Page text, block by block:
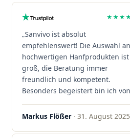
„Sanvivo ist absolut
empfehlenswert! Die Auswahl an
hochwertigen Hanfprodukten ist
groß, die Beratung immer
freundlich und kompetent.
Besonders begeistert bin ich von
der schnellen Rezeptannahme –
alles läuft unkompliziert und
sind extrem zügig, was mir
Markus Flößer · 31. August 2025